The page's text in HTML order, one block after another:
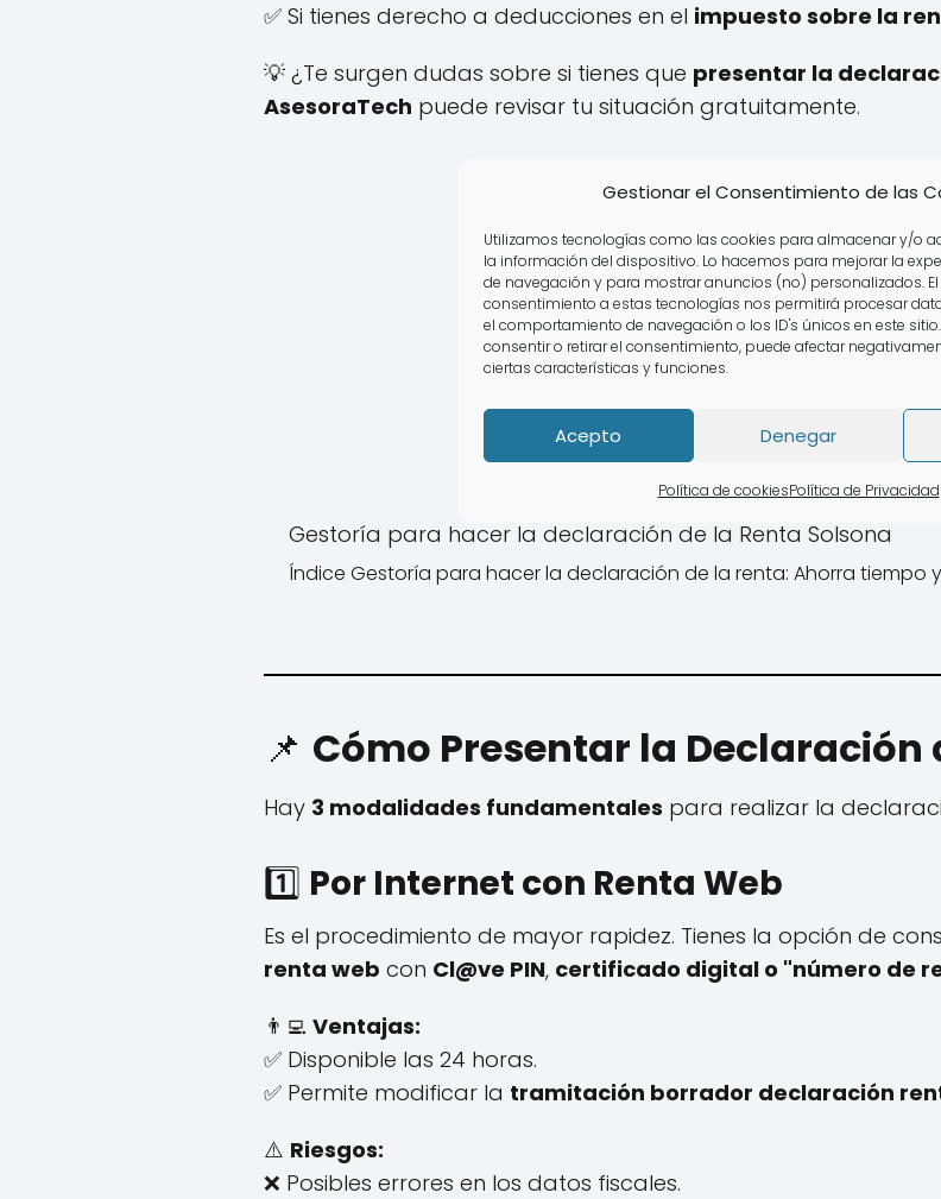
Gestionar el Consentimiento de las
Utilizamos tecnologías como las cookies para almacenar y/o
la información del dispositivo. Lo hacemos para mejorar la
de navegación y para mostrar anuncios (no) personalizados. El
consentimiento a estas tecnologías nos permitirá procesar
el comportamiento de navegación o los ID's únicos en este
consentir o retirar el consentimiento, puede afectar
ciertas características y funciones.
Acepto Denegar
Política de cookiesPolítica de Privacidad
✅ Si tienes derecho a deducciones en el impuesto sobre la
💡 ¿Te surgen dudas sobre si tienes que presentar la
AsesoraTech puede revisar tu situación gratuitamente.
Gestoría para hacer la declaración de la Renta Solsona
Índice Gestoría para hacer la declaración de la renta: Ahorra tiempo
📌 Cómo Presentar la Declaración
Hay 3 modalidades fundamentales para realizar la
1️⃣ Por Internet con Renta Web
Es el procedimiento de mayor rapidez. Tienes la opción de
renta web con Cl@ve PIN, certificado digital o "número de
👨‍💻 Ventajas:
✅ Disponible las 24 horas.
✅ Permite modificar la tramitación borrador declaración
⚠️ Riesgos:
❌ Posibles errores en los datos fiscales.